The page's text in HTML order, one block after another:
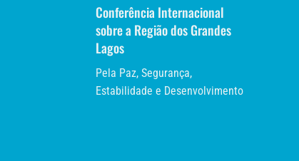
Conferência Internacional
sobre a Região dos Grandes
Lagos
Pela Paz, Segurança,
Estabilidade e Desenvolvimento